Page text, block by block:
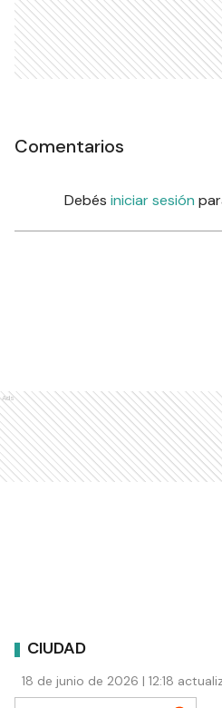
Comentarios
Debés iniciar sesión
Ads
CIUDAD
18 de junio de 2026 | 12:18